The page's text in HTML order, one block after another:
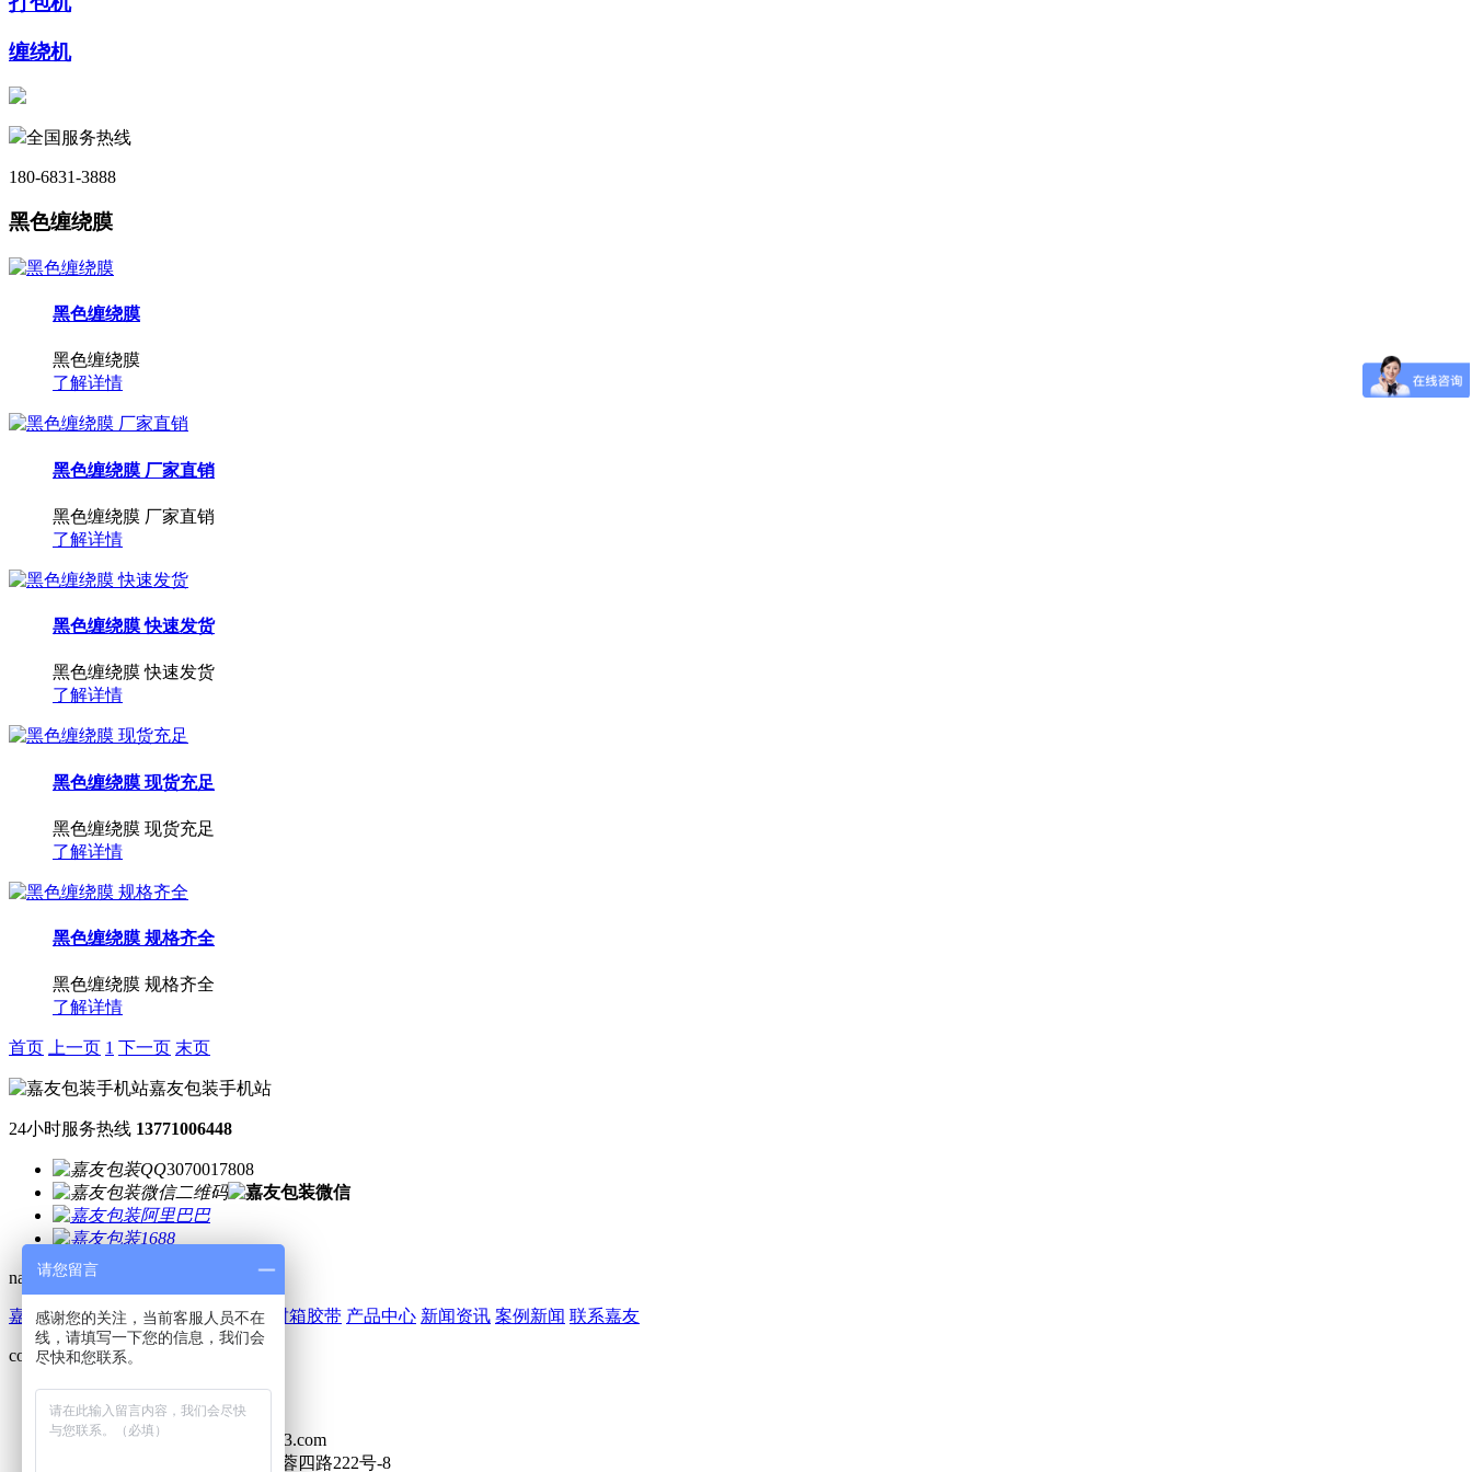
缠绕机
全国服务热线
180-6831-3888
黑色缠绕膜
黑色缠绕膜
黑色缠绕膜
了解详情
黑色缠绕膜 厂家直销
黑色缠绕膜 厂家直销
了解详情
黑色缠绕膜 快速发货
黑色缠绕膜 快速发货
了解详情
黑色缠绕膜 现货充足
黑色缠绕膜 现货充足
了解详情
黑色缠绕膜 规格齐全
黑色缠绕膜 规格齐全
了解详情
首页 上一页 1 下一页 末页
嘉友包装手机站
24小时服务热线 13771006448
3070017808
navigation
嘉友简介 缠绕膜 气垫膜 嘉友相册 封箱胶带 产品中心 新闻资讯 案例新闻 联系嘉友
contact
手机：13771006448
电话：13771006448
邮箱：jiayoubaozhuang791@163.com
地址：江苏省无锡市锡山区芙蓉四路222号-8
请您留言
感谢您的关注，当前客服人员不在
线，请填写一下您的信息，我们会
尽快和您联系。